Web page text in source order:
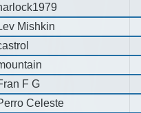
Mishkin
F G
Celeste